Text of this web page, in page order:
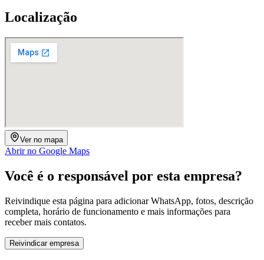
Localização
Ver no mapa
Abrir no Google Maps
Você é o responsável por esta empresa?
Reivindique esta página para adicionar WhatsApp, fotos, descrição
completa, horário de funcionamento e mais informações para
receber mais contatos.
Reivindicar empresa